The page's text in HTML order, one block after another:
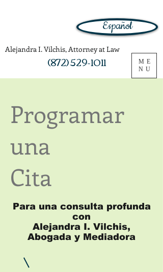
ME
NU
Español
(872) 529-1011
Alejandra I. Vilchis, Attorney at Law
Programar
una
Cita
Para una consulta profunda
con
Alejandra I. Vilchis,
Abogada y Mediadora